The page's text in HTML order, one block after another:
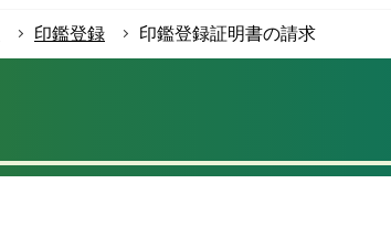
印鑑登録 印鑑登録証明書の請求